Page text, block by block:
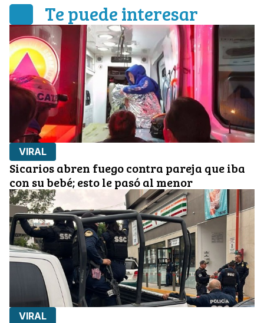
Te puede interesar
VIRAL
Sicarios abren fuego contra pareja que iba
con su bebé; esto le pasó al menor
VIRAL